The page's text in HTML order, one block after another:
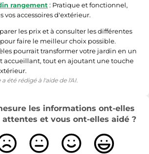
rangement : Pratique et fonctionnel,
vos accessoires d'extérieur.
les prix et à consulter les différentes
faire le meilleur choix possible.
pourrait transformer votre jardin en un
accueillant, tout en ajoutant une touche
été rédigé à l'aide de l'AI.
les informations ont-elles
attentes et vous ont-elles aidé ?